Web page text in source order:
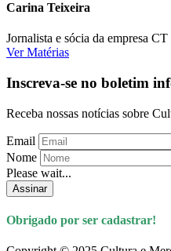
Carina Teixeira
Jornalista e sócia da empresa
Ver Matérias
Inscreva-se no boletim
Receba nossas notícias sobre
Email
Nome
Please wait...
Assinar
Obrigado por ser cadastrar!